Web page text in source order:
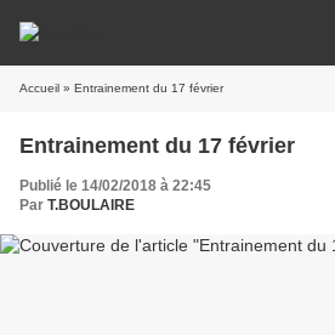
Accueil » Entrainement du 17 février
Entrainement du 17 février
Publié le 14/02/2018 à 22:45
Par T.BOULAIRE